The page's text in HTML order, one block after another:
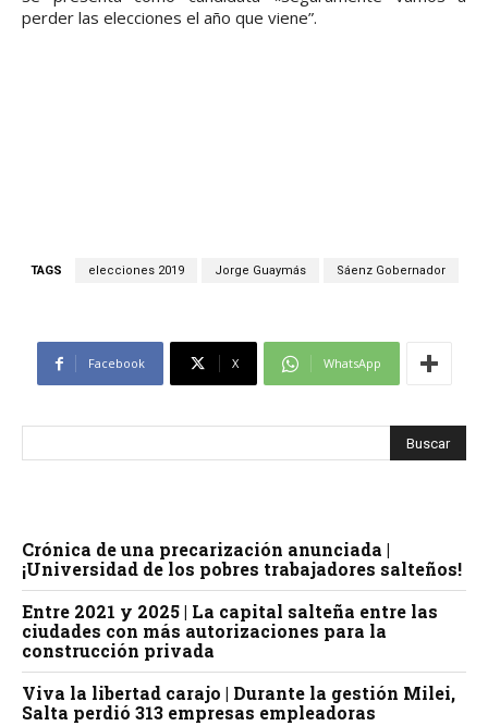
perder las elecciones el año que viene”.
TAGS elecciones 2019 Jorge Guaymás Sáenz Gobernador
Facebook X WhatsApp
Crónica de una precarización anunciada |
¡Universidad de los pobres trabajadores salteños!
Entre 2021 y 2025 | La capital salteña entre las
ciudades con más autorizaciones para la
construcción privada
Viva la libertad carajo | Durante la gestión Milei,
Salta perdió 313 empresas empleadoras